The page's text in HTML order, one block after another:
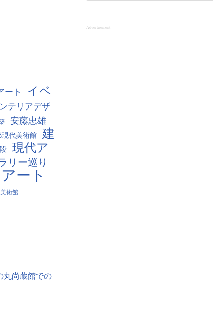
ート
イベ
テリアデザ
安藤忠雄
代美術館
建
現代ア
リー巡り
アート
術館
丸尚蔵館での
Advertisement